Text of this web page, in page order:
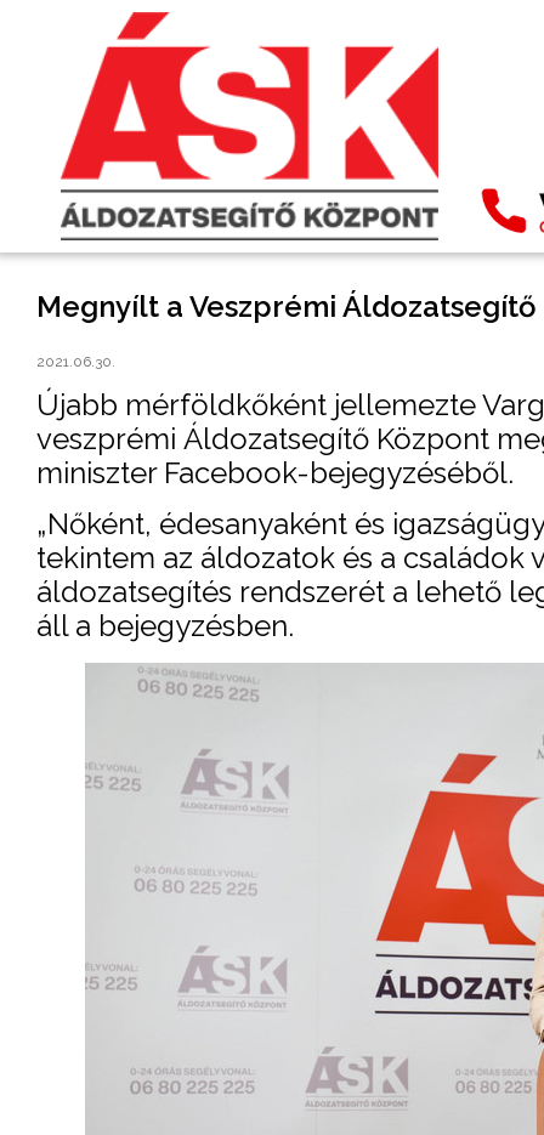
Megnyílt a Veszprémi
2021.06.30.
Újabb mérföldkőként jellemezte
veszprémi Áldozatsegítő Központ
miniszter Facebook-bejegyzéséből.
„Nőként, édesanyaként és
tekintem az áldozatok és a
áldozatsegítés rendszerét a lehető
áll a bejegyzésben.